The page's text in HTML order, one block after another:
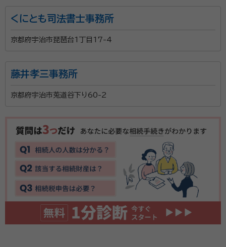
くにとも司法書士事務所
京都府宇治市琵琶台1丁目17-4
藤井孝三事務所
京都府宇治市莵道谷下り60-2